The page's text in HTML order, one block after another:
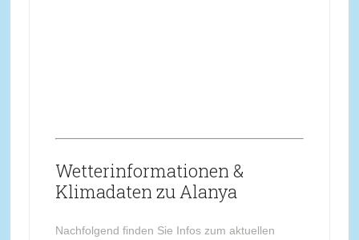
Wetterinformationen &
Klimadaten zu Alanya
Nachfolgend finden Sie Infos zum aktuellen